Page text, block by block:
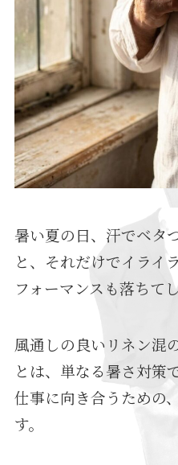
暑い夏の日、汗でベタ
と、それだけでイライ
フォーマンスも落ちて
風通しの良いリネン混
とは、単なる暑さ対策
仕事に向き合うための
す。